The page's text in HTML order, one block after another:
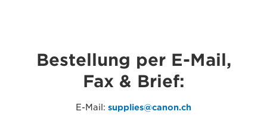
Bestellung per E-Mail,
Fax & Brief:
E-Mail: supplies@canon.ch